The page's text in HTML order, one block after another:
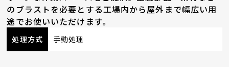
のブラストを必要とする工場内から屋外まで幅広い用
途でお使いいただけます。
処理方式 手動処理